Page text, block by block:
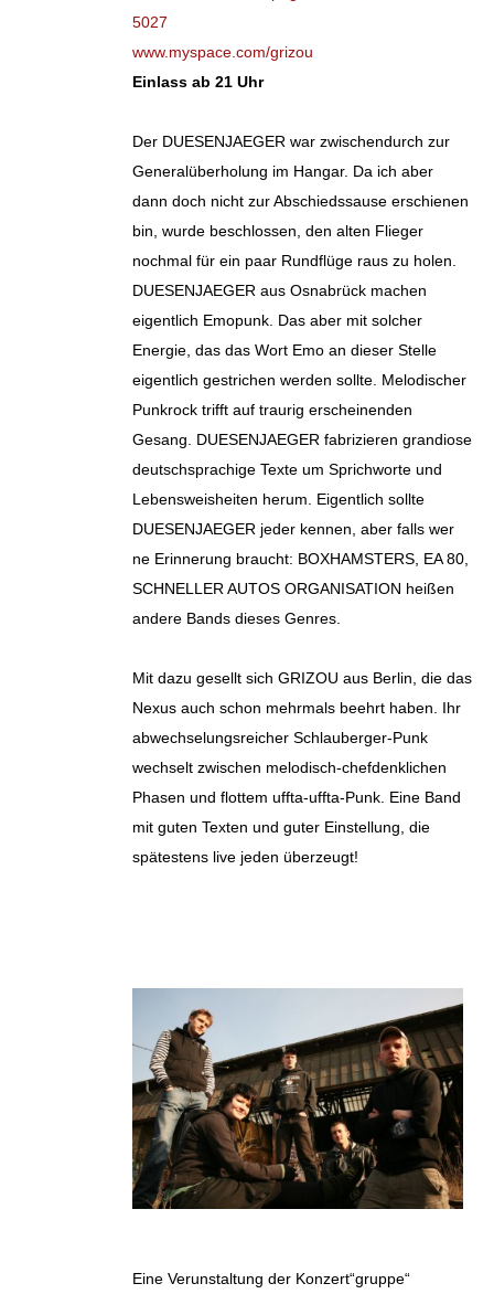
5027
www.myspace.com/grizou
Einlass ab 21 Uhr
Der DUESENJAEGER war zwischendurch zur
Generalüberholung im Hangar. Da ich aber
dann doch nicht zur Abschiedssause erschienen
bin, wurde beschlossen, den alten Flieger
nochmal für ein paar Rundflüge raus zu holen.
DUESENJAEGER aus Osnabrück machen
eigentlich Emopunk. Das aber mit solcher
Energie, das das Wort Emo an dieser Stelle
eigentlich gestrichen werden sollte. Melodischer
Punkrock trifft auf traurig erscheinenden
Gesang. DUESENJAEGER fabrizieren grandiose
deutschsprachige Texte um Sprichworte und
Lebensweisheiten herum. Eigentlich sollte
DUESENJAEGER jeder kennen, aber falls wer
ne Erinnerung braucht: BOXHAMSTERS, EA 80,
SCHNELLER AUTOS ORGANISATION heißen
andere Bands dieses Genres.
Mit dazu gesellt sich GRIZOU aus Berlin, die das
Nexus auch schon mehrmals beehrt haben. Ihr
abwechselungsreicher Schlauberger-Punk
wechselt zwischen melodisch-chefdenklichen
Phasen und flottem uffta-uffta-Punk. Eine Band
mit guten Texten und guter Einstellung, die
spätestens live jeden überzeugt!
Eine Verunstaltung der Konzert“gruppe“